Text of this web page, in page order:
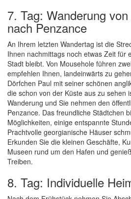
7. Tag: Wanderung
nach Penzance
An Ihrem letzten Wandertag ist die
Ihnen nachmittags noch etwas Zeit für
Stadt bleibt. Von Mousehole führen
empfehlen Ihnen, landeinwärts zu
Dörfchen Paul mit seiner schönen
die schon von der Küste aus zu sehen
Wanderung und Sie nehmen den
Penzance. Das freundliche Städtchen
Möglichkeiten, einige entspannte
Prachtvolle georgianische Häuser
Erkunden Sie die kleinen Geschäfte,
Museen rund um den Hafen und
Treiben.
8. Tag: Individuelle